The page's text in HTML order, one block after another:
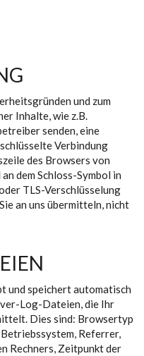
und zum
Inhalte, wie z.B.
senden, eine
Verbindung
des Browsers von
dem Schloss-Symbol in
TLS-Verschlüsselung
an uns übermitteln, nicht
und speichert automatisch
Log-Dateien, die Ihr
Dies sind: Browsertyp
Referrer,
Rechners, Zeitpunkt der